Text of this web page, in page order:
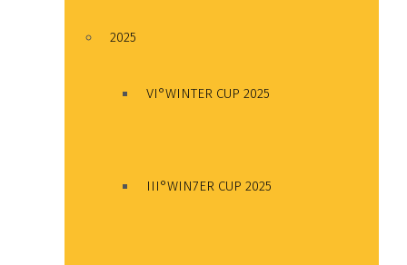
2025
VI°WINTER CUP 2025
III°WIN7ER CUP 2025